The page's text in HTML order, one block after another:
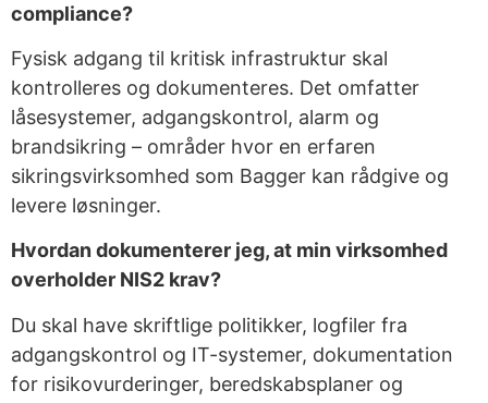
compliance?
Fysisk adgang til kritisk infrastruktur skal
kontrolleres og dokumenteres. Det omfatter
låsesystemer, adgangskontrol, alarm og
brandsikring – områder hvor en erfaren
sikringsvirksomhed som Bagger kan rådgive og
levere løsninger.
Hvordan dokumenterer jeg, at min virksomhed
overholder NIS2 krav?
Du skal have skriftlige politikker, logfiler fra
adgangskontrol og IT-systemer, dokumentation
for risikovurderinger, beredskabsplaner og